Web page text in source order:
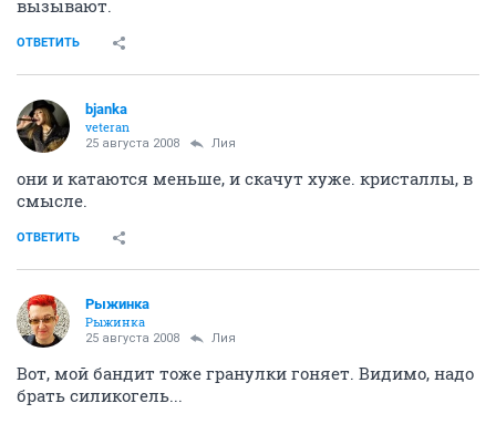
вызывают.
ОТВЕТИТЬ
bjanka
veteran
25 августа 2008 Лия
они и катаются меньше, и скачут хуже. кристаллы, в
смысле.
ОТВЕТИТЬ
Рыжинка
Рыжинка
25 августа 2008 Лия
Вот, мой бандит тоже гранулки гоняет. Видимо, надо
брать силикогель...